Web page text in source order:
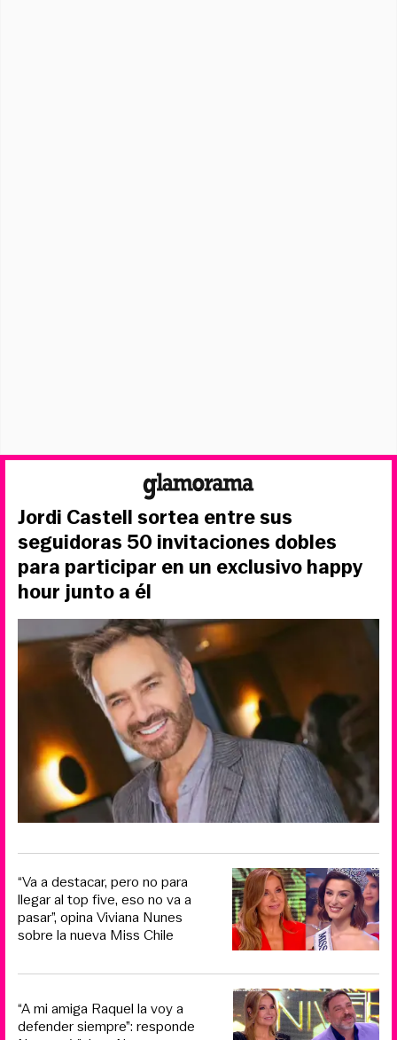
Jordi Castell sortea entre sus
seguidoras 50 invitaciones dobles
para participar en un exclusivo happy
hour junto a él
“Va a destacar, pero no para
llegar al top five, eso no va a
pasar”, opina Viviana Nunes
sobre la nueva Miss Chile
“A mi amiga Raquel la voy a
defender siempre”: responde